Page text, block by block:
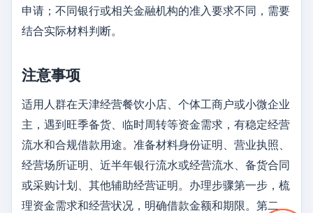
申请；不同银行或相关金融机构的准入要求不同，需要
结合实际材料判断。
注意事项
适用人群在天津经营餐饮小店、个体工商户或小微企业
主，遇到旺季备货、临时周转等资金需求，有稳定经营
流水和合规借款用途。准备材料身份证明、营业执照、
经营场所证明、近半年银行流水或经营流水、备货合同
或采购计划、其他辅助经营证明。办理步骤第一步，梳
理资金需求和经营状况，明确借款金额和期限。第二